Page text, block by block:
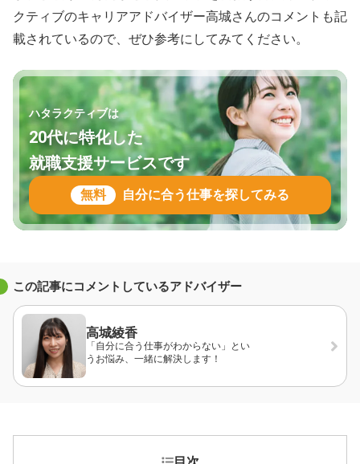
クティブのキャリアアドバイザー高城さんのコメントも記
載されているので、ぜひ参考にしてみてください。
ハタラクティブは
20代に特化した
就職支援サービスです
無料 自分に合う仕事を探してみる
この記事にコメントしているアドバイザー
高城綾香
「自分に合う仕事がわからない」とい
うお悩み、一緒に解決します！